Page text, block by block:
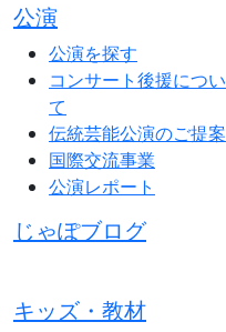
公演
公演を探す
コンサート後援につい
て
伝統芸能公演のご提案
国際交流事業
公演レポート
じゃぽブログ
キッズ・教材